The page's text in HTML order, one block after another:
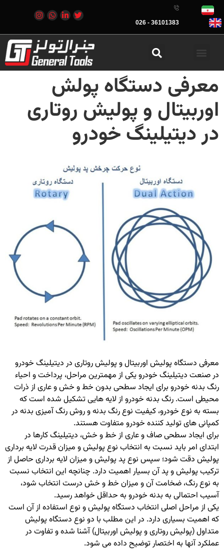
36101383 - 026
معرفی دستگاه پولش
اوربیتال و پولیش روتاری
در دیتیلینگ خودرو
معرفی دستگاه پولیش اوربیتال و پولیش روتاری در دیتیلینگ خودرو
در صنعت دیتیلینگ خودرو یکی از مهمترین مراحل، پرداخت و احیاء
رنگ بدنه خودرو برای ایجاد سطحی بدون خط و خش و عاری از ذرات
محیطی است. رنگ بدنه خودرو از لایه هایی تشکیل شده است که
بسته به نوع خودرو، کیفیت نوع رنگ بدنه و روش رنگ آمیزی بدنه در
کمپانی های تولید کننده خودرو متفاوت هستند.
برای ایجاد سطحی صاف و عاری از خط و خش، دیتیلینگ کارها در
ابتدای امر باید نسبت به انتخاب نوع پولیش و میزان قدرت لایه برداری
پولیش دقت شود؛ سپس نوع پد پولیش و میزان لایه برداری حاصل از
ترکیب پولیش و پد آن بسیار اهمیت دارد. چنانچه این انتخاب نسبت
به نوع رنگ، ضخامت آن و میزان خط و خش درست انتخاب شود،
آسیب احتمالی به بدنه خودرو به حداقل خواهد رسید.
یکی از مراحل اصلی انتخاب دستگاه پولیش و نوع استفاده از آن است
که اهمیت بسیاری دارد. در این مطلب با دو نوع دستگاه پولیش
متداول (پولیش روتاری و پولیش اوربیتال) آشنا شده و تفاوت در
عملکرد آنها به اختصار توضیح داده می شود.